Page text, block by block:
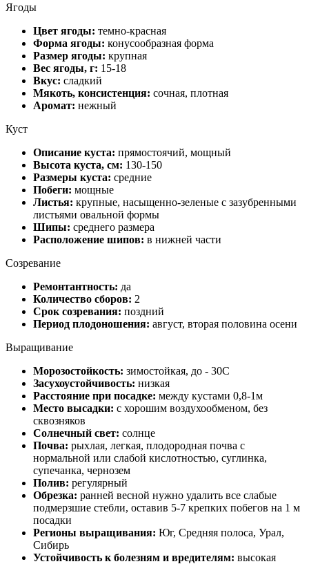
Ягоды
Цвет ягоды: темно-красная
Форма ягоды: конусообразная форма
Размер ягоды: крупная
Вес ягоды, г: 15-18
Вкус: сладкий
Мякоть, консистенция: сочная, плотная
Аромат: нежный
Куст
Описание куста: прямостоячий, мощный
Высота куста, см: 130-150
Размеры куста: средние
Побеги: мощные
Листья: крупные, насыщенно-зеленые с зазубренными
листьями овальной формы
Шипы: среднего размера
Расположение шипов: в нижней части
Созревание
Ремонтантность: да
Количество сборов: 2
Срок созревания: поздний
Период плодоношения: август, вторая половина осени
Выращивание
Морозостойкость: зимостойкая, до - 30С
Засухоустойчивость: низкая
Расстояние при посадке: между кустами 0,8-1м
Место высадки: с хорошим воздухообменом, без
сквозняков
Солнечный свет: солнце
Почва: рыхлая, легкая, плодородная почва с
нормальной или слабой кислотностью, суглинка,
супечанка, чернозем
Полив: регулярный
Обрезка: ранней весной нужно удалить все слабые
подмерзшие стебли, оставив 5-7 крепких побегов на 1 м
посадки
Регионы выращивания: Юг, Средняя полоса, Урал,
Сибирь
Устойчивость к болезням и вредителям: высокая